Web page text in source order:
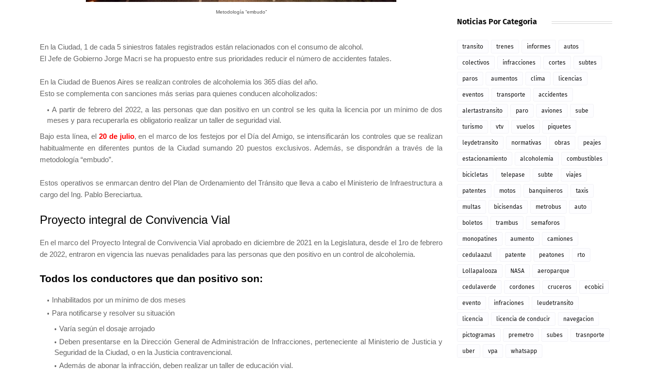
Metodología “embudo”
En la Ciudad, 1 de cada 5 siniestros fatales registrados están relacionados con el consumo de alcohol.
El Jefe de Gobierno Jorge Macri se ha propuesto entre sus prioridades reducir el número de accidentes fatales.
En la Ciudad de Buenos Aires se realizan controles de alcoholemia los 365 días del año.
Esto se complementa con sanciones más serias para quienes conducen alcoholizados:
A partir de febrero del 2022, a las personas que dan positivo en un control se les quita la licencia por un mínimo de dos
meses y para recuperarla es obligatorio realizar un taller de seguridad vial.
Bajo esta línea, el 20 de julio, en el marco de los festejos por el Día del Amigo, se intensificarán los controles que se realizan
habitualmente en diferentes puntos de la Ciudad sumando 20 puestos exclusivos. Además, se dispondrán a través de la
metodología “embudo”.
Estos operativos se enmarcan dentro del Plan de Ordenamiento del Tránsito que lleva a cabo el Ministerio de Infraestructura a
cargo del Ing. Pablo Bereciartua.
Proyecto integral de Convivencia Vial
En el marco del Proyecto Integral de Convivencia Vial aprobado en diciembre de 2021 en la Legislatura, desde el 1ro de febrero
de 2022, entraron en vigencia las nuevas penalidades para las personas que den positivo en un control de alcoholemia.
Todos los conductores que dan positivo son:
Inhabilitados por un mínimo de dos meses
Para notificarse y resolver su situación
Varía según el dosaje arrojado
Deben presentarse en la Dirección General de Administración de Infracciones, perteneciente al Ministerio de Justicia y
Seguridad de la Ciudad, o en la Justicia contravencional.
Además de abonar la infracción, deben realizar un taller de educación vial.
Noticias Por Categoria
transito trenes informes autos
colectivos infracciones cortes subtes
paros aumentos clima licencias
eventos transporte accidentes
alertastransito paro aviones sube
turismo vtv vuelos piquetes
leydetransito normativas obras peajes
estacionamiento alcoholemia combustibles
bicicletas telepase subte viajes
patentes motos banquineros taxis
multas bicisendas metrobus auto
boletos trambus semaforos
monopatines aumento camiones
cedulaazul patente peatones rto
Lollapalooza NASA aeroparque
cedulaverde cordones cruceros ecobici
evento infraciones leudetransito
licencia licencia de conducir navegacion
pictogramas premetro subes trasnporte
uber vpa whatsapp